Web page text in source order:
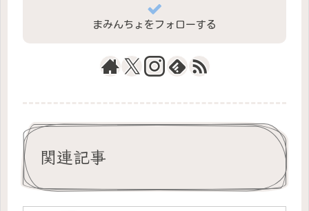
まみんちょをフォローする
関連記事